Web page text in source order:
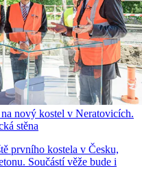
nový kostel v Neratovicích.
stěna
prvního kostela v Česku,
Součástí věže bude i